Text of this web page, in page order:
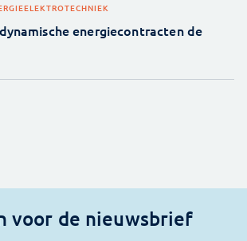
ELEKTROTECHNIEK
energiecontracten de
voor de nieuwsbrief